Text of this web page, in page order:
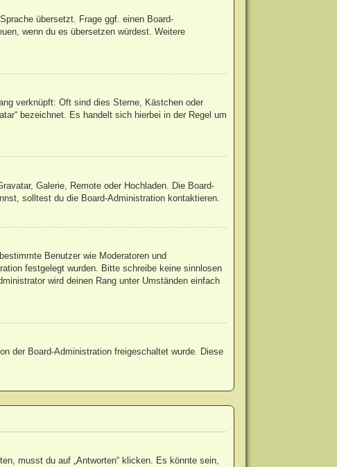
übersetzt. Frage ggf. einen Board-
wenn du es übersetzen würdest. Weitere
verknüpft: Oft sind dies Sterne, Kästchen oder
bezeichnet. Es handelt sich hierbei in der Regel um
Galerie, Remote oder Hochladen. Die Board-
solltest du die Board-Administration kontaktieren.
Benutzer wie Moderatoren und
festgelegt wurden. Bitte schreibe keine sinnlosen
wird deinen Rang unter Umständen einfach
der Board-Administration freigeschaltet wurde. Diese
musst du auf „Antworten“ klicken. Es könnte sein,